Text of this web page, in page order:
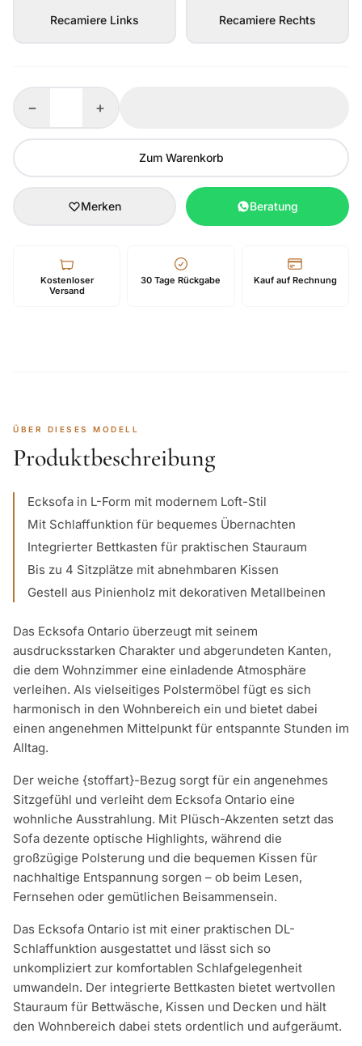
Recamiere Links Recamiere Rechts
− +
Zum Warenkorb
Merken Beratung
Kostenloser
Versand
30 Tage Rückgabe Kauf auf Rechnung
ÜBER DIESES MODELL
Produktbeschreibung
Ecksofa in L-Form mit modernem Loft-Stil
Mit Schlaffunktion für bequemes Übernachten
Integrierter Bettkasten für praktischen Stauraum
Bis zu 4 Sitzplätze mit abnehmbaren Kissen
Gestell aus Pinienholz mit dekorativen Metallbeinen
Das Ecksofa Ontario überzeugt mit seinem
ausdrucksstarken Charakter und abgerundeten Kanten,
die dem Wohnzimmer eine einladende Atmosphäre
verleihen. Als vielseitiges Polstermöbel fügt es sich
harmonisch in den Wohnbereich ein und bietet dabei
einen angenehmen Mittelpunkt für entspannte Stunden im
Alltag.
Der weiche {stoffart}-Bezug sorgt für ein angenehmes
Sitzgefühl und verleiht dem Ecksofa Ontario eine
wohnliche Ausstrahlung. Mit Plüsch-Akzenten setzt das
Sofa dezente optische Highlights, während die
großzügige Polsterung und die bequemen Kissen für
nachhaltige Entspannung sorgen – ob beim Lesen,
Fernsehen oder gemütlichen Beisammensein.
Das Ecksofa Ontario ist mit einer praktischen DL-
Schlaffunktion ausgestattet und lässt sich so
unkompliziert zur komfortablen Schlafgelegenheit
umwandeln. Der integrierte Bettkasten bietet wertvollen
Stauraum für Bettwäsche, Kissen und Decken und hält
den Wohnbereich dabei stets ordentlich und aufgeräumt.